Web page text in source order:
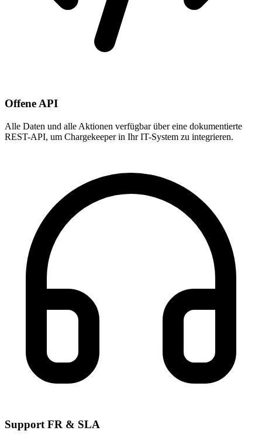
Offene API
Alle Daten und alle Aktionen verfügbar über eine dokumentierte
REST-API, um Chargekeeper in Ihr IT-System zu integrieren.
Support FR & SLA